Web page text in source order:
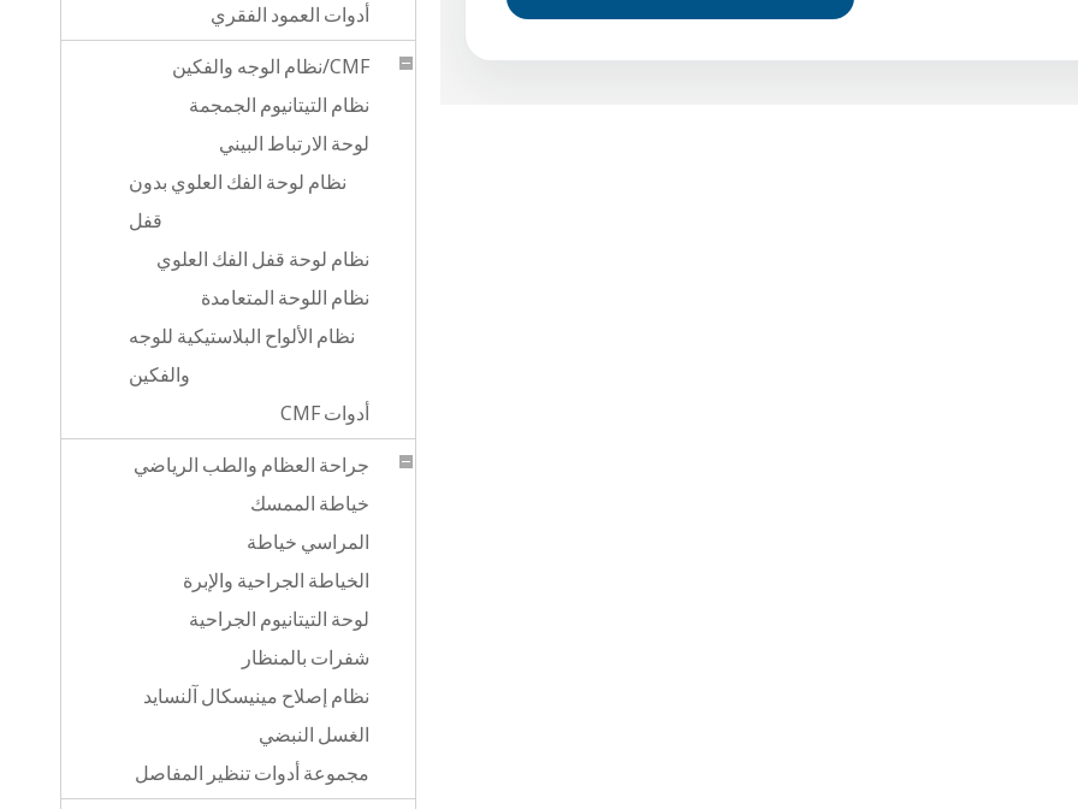
أدوات العمود الفقري
CMF/نظام الوجه والفكين
نظام التيتانيوم الجمجمة
لوحة الارتباط البيني
نظام لوحة الفك العلوي بدون
قفل
نظام لوحة قفل الفك العلوي
نظام اللوحة المتعامدة
نظام الألواح البلاستيكية للوجه
والفكين
أدوات CMF
جراحة العظام والطب الرياضي
خياطة الممسك
المراسي خياطة
الخياطة الجراحية والإبرة
لوحة التيتانيوم الجراحية
شفرات بالمنظار
نظام إصلاح مينيسكال آلنسايد
الغسل النبضي
مجموعة أدوات تنظير المفاصل